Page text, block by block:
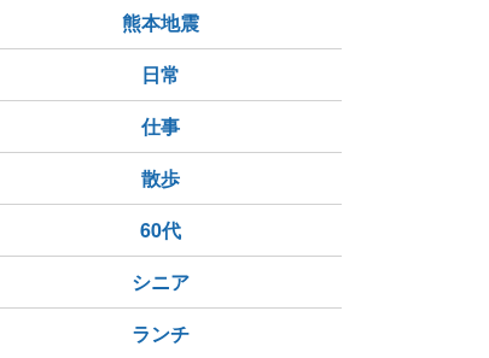
熊本地震
日常
仕事
散歩
60代
シニア
ランチ